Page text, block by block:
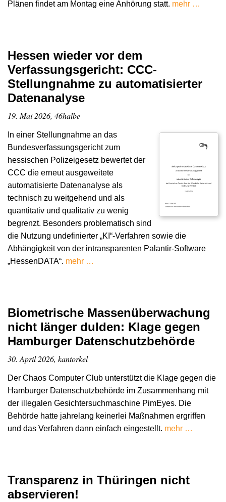
Plänen findet am Montag eine Anhörung statt. mehr …
Hessen wieder vor dem
Verfassungsgericht: CCC-
Stellungnahme zu automatisierter
Datenanalyse
19. Mai 2026, 46halbe
In einer Stellungnahme an das
Bundesverfassungsgericht zum
hessischen Polizeigesetz bewertet der
CCC die erneut ausgeweitete
automatisierte Datenanalyse als
technisch zu weitgehend und als
quantitativ und qualitativ zu wenig
begrenzt. Besonders problematisch sind
die Nutzung undefinierter „KI“-Verfahren sowie die
Abhängigkeit von der intransparenten Palantir-Software
„HessenDATA“. mehr …
Biometrische Massenüberwachung
nicht länger dulden: Klage gegen
Hamburger Datenschutzbehörde
30. April 2026, kantorkel
Der Chaos Computer Club unterstützt die Klage gegen die
Hamburger Datenschutzbehörde im Zusammenhang mit
der illegalen Gesichtersuchmaschine PimEyes. Die
Behörde hatte jahrelang keinerlei Maßnahmen ergriffen
und das Verfahren dann einfach eingestellt. mehr …
Transparenz in Thüringen nicht
abservieren!